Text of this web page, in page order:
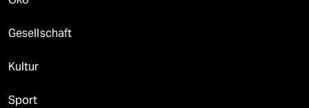
Gesellschaft
Kultur
Sport